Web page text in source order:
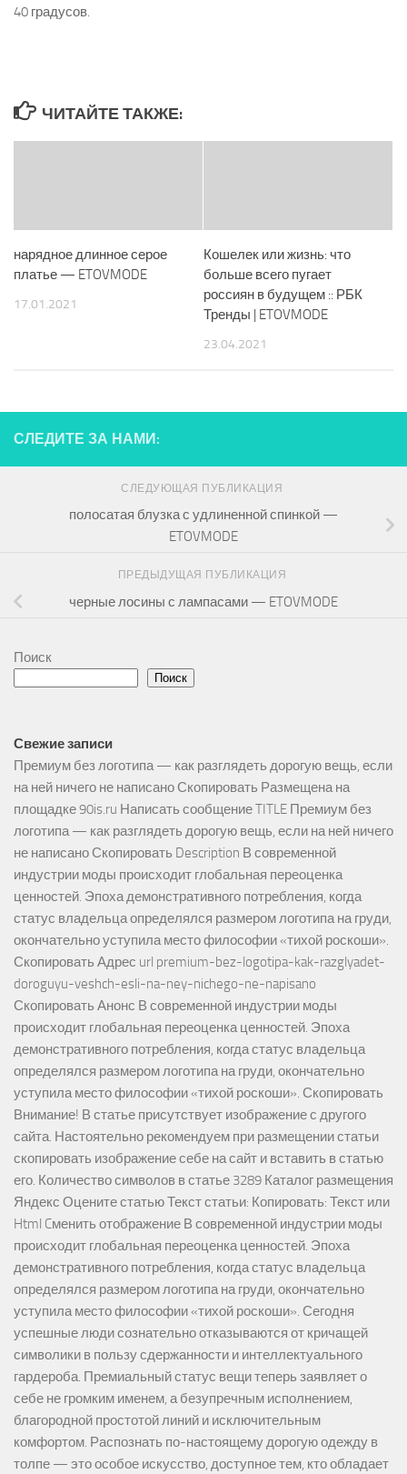
40 градусов.
ЧИТАЙТЕ ТАКЖЕ:
нарядное длинное серое
платье — ETOVMODE
17.01.2021
Кошелек или жизнь: что
больше всего пугает
россиян в будущем :: РБК
Тренды | ETOVMODE
23.04.2021
СЛЕДИТЕ ЗА НАМИ:
СЛЕДУЮЩАЯ ПУБЛИКАЦИЯ
полосатая блузка с удлиненной спинкой —
ETOVMODE
ПРЕДЫДУЩАЯ ПУБЛИКАЦИЯ
черные лосины с лампасами — ETOVMODE
Поиск
Поиск
Свежие записи
Премиум без логотипа — как разглядеть дорогую вещь, если
на ней ничего не написано Скопировать Размещена на
площадке 90is.ru Написать сообщение TITLE Премиум без
логотипа — как разглядеть дорогую вещь, если на ней ничего
не написано Скопировать Description В современной
индустрии моды происходит глобальная переоценка
ценностей. Эпоха демонстративного потребления, когда
статус владельца определялся размером логотипа на груди,
окончательно уступила место философии «тихой роскоши».
Скопировать Адрес url premium-bez-logotipa-kak-razglyadet-
doroguyu-veshch-esli-na-ney-nichego-ne-napisano
Скопировать Анонс В современной индустрии моды
происходит глобальная переоценка ценностей. Эпоха
демонстративного потребления, когда статус владельца
определялся размером логотипа на груди, окончательно
уступила место философии «тихой роскоши». Скопировать
Внимание! В статье присутствует изображение с другого
сайта. Настоятельно рекомендуем при размещении статьи
скопировать изображение себе на сайт и вставить в статью
его. Количество символов в статье 3289 Каталог размещения
Яндекс Оцените статью Текст статьи: Копировать: Текст или
Html Cменить отображение В современной индустрии моды
происходит глобальная переоценка ценностей. Эпоха
демонстративного потребления, когда статус владельца
определялся размером логотипа на груди, окончательно
уступила место философии «тихой роскоши». Сегодня
успешные люди сознательно отказываются от кричащей
символики в пользу сдержанности и интеллектуального
гардероба. Премиальный статус вещи теперь заявляет о
себе не громким именем, а безупречным исполнением,
благородной простотой линий и исключительным
комфортом. Распознать по-настоящему дорогую одежду в
толпе — это особое искусство, доступное тем, кто обладает